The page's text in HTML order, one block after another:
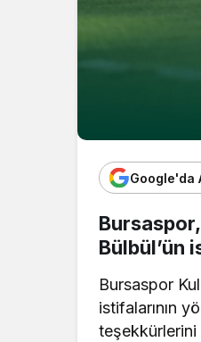
Google'da
Bülbül’ün
Bursaspor
istifalarının
teşekkürlerini